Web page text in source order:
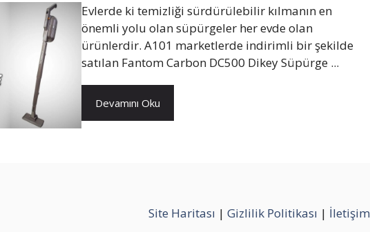
Evlerde ki temizliği sürdürülebilir kılmanın en
önemli yolu olan süpürgeler her evde olan
ürünlerdir. A101 marketlerde indirimli bir şekilde
satılan Fantom Carbon DC500 Dikey Süpürge ...
Devamını Oku
Site Haritası | Gizlilik Politikası | İletişim